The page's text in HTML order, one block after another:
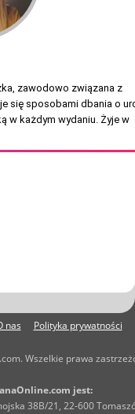
zawodowo związana z
się sposobami dbania o
w każdym wydaniu. Żyje w
nas Polityka prywatności
Wszelkie prawa
jest:
38B/21, 22-600